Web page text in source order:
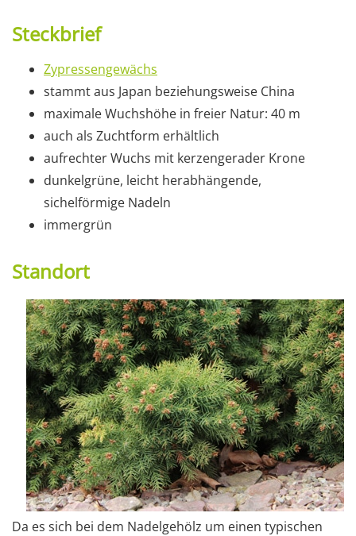
Steckbrief
Zypressengewächs
stammt aus Japan beziehungsweise China
maximale Wuchshöhe in freier Natur: 40 m
auch als Zuchtform erhältlich
aufrechter Wuchs mit kerzengerader Krone
dunkelgrüne, leicht herabhängende,
sichelförmige Nadeln
immergrün
Standort
Da es sich bei dem Nadelgehölz um einen typischen